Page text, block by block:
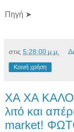
Πηγή ➤
στις 5:28:00 μ.μ.
Κοινή χρήση
ΧΑ ΧΑ ΚΑΛΟ
λιτό και
market!